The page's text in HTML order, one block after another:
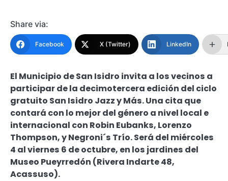
Share via:
Facebook X (Twitter) LinkedIn
El Municipio de San Isidro invita a los vecinos a
participar de la decimotercera edición del ciclo
gratuito San Isidro Jazz y Más. Una cita que
contará con lo mejor del género a nivel local e
internacional con Robin Eubanks, Lorenzo
Thompson, y Negroni´s Trío. Será del miércoles
4 al viernes 6 de octubre, en los jardines del
Museo Pueyrredón (Rivera Indarte 48,
Acassuso).